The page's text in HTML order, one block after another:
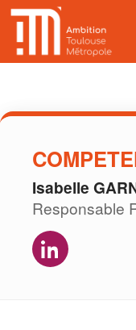
Isabelle
Responsable